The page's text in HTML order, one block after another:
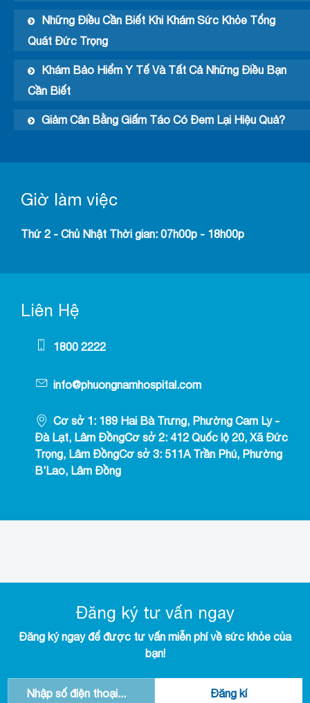
Những Điều Cần Biết Khi Khám Sức Khỏe Tổng
Quát Đức Trọng
Khám Bảo Hiểm Y Tế Và Tất Cả Những Điều Bạn
Cần Biết
Giảm Cân Bằng Giấm Táo Có Đem Lại Hiệu Quả?
Giờ làm việc
Thứ 2 - Chủ Nhật Thời gian: 07h00p - 18h00p
Liên Hệ
1800 2222
info@phuongnamhospital.com
Cơ sở 1: 189 Hai Bà Trưng, Phường Cam Ly -
Đà Lạt, Lâm ĐồngCơ sở 2: 412 Quốc lộ 20, Xã Đức
Trọng, Lâm ĐồngCơ sở 3: 511A Trần Phú, Phường
B’Lao, Lâm Đồng
Đăng ký tư vấn ngay
Đăng ký ngay để được tư vấn miễn phí về sức khỏe của
bạn!